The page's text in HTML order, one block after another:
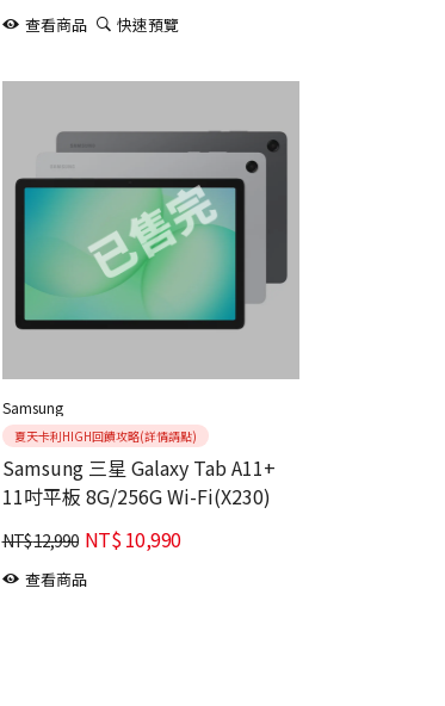
查看商品 快速預覽
Samsung
夏天卡利HIGH回饋攻略(詳情請點)
Samsung 三星 Galaxy Tab A11+
11吋平板 8G/256G Wi-Fi(X230)
NT$12,990 NT$10,990
查看商品